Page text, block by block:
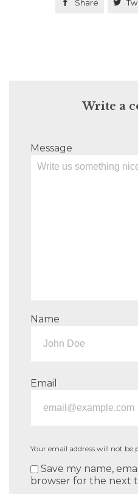
 Share 
Write a
Message
Name
Email
Your email address will not be
Save my name,
browser for the next